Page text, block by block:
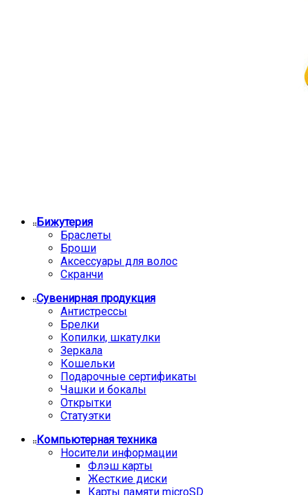
Бижутерия
Браслеты
Броши
Аксессуары для волос
Скранчи
Сувенирная продукция
Антистрессы
Брелки
Копилки, шкатулки
Зеркала
Кошельки
Подарочные сертификаты
Чашки и бокалы
Открытки
Статуэтки
Компьютерная техника
Носители информации
Флэш карты
Жесткие диски
Карты памяти microSD